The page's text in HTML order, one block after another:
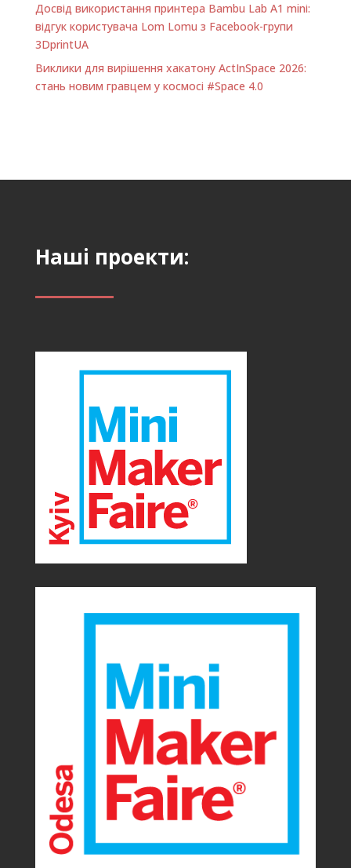
Досвід використання принтера Bambu Lab A1 minі:
відгук користувача Lom Lomu з Facebook-групи
3DprintUA
Виклики для вирішення хакатону ActInSpace 2026:
стань новим гравцем у космосі #Space 4.0
Наші проекти: